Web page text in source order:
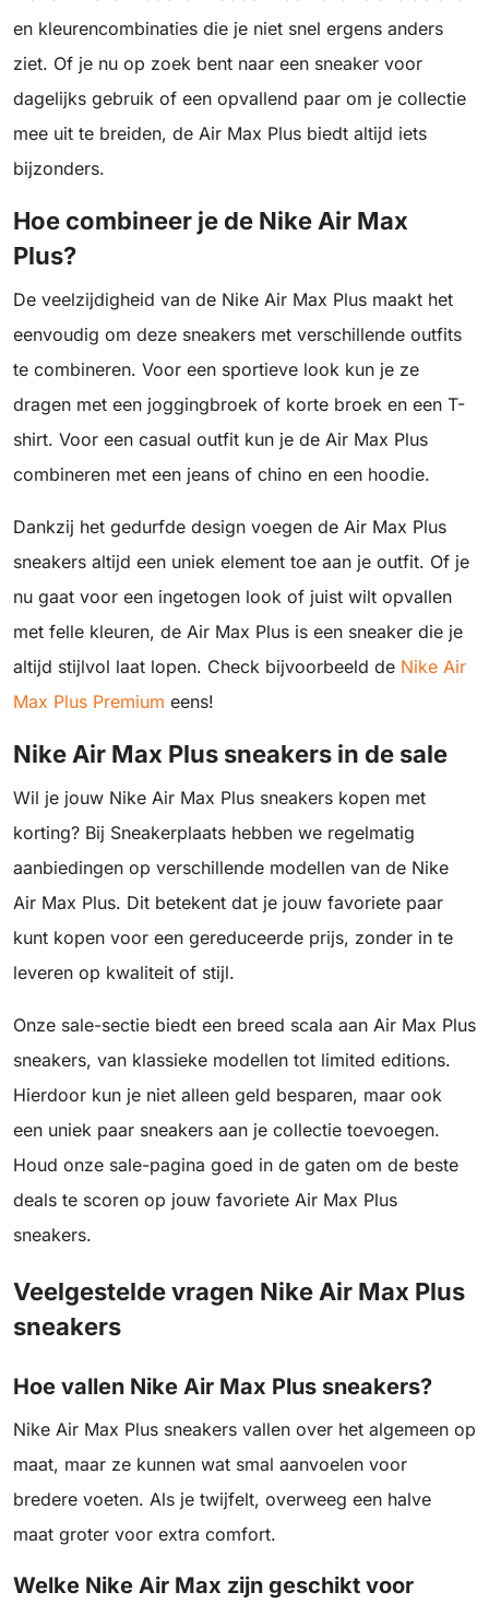
en kleurencombinaties die je niet snel ergens anders
ziet. Of je nu op zoek bent naar een sneaker voor
dagelijks gebruik of een opvallend paar om je collectie
mee uit te breiden, de Air Max Plus biedt altijd iets
bijzonders.
Hoe combineer je de Nike Air Max
Plus?
De veelzijdigheid van de Nike Air Max Plus maakt het
eenvoudig om deze sneakers met verschillende outfits
te combineren. Voor een sportieve look kun je ze
dragen met een joggingbroek of korte broek en een T-
shirt. Voor een casual outfit kun je de Air Max Plus
combineren met een jeans of chino en een hoodie.
Dankzij het gedurfde design voegen de Air Max Plus
sneakers altijd een uniek element toe aan je outfit. Of je
nu gaat voor een ingetogen look of juist wilt opvallen
met felle kleuren, de Air Max Plus is een sneaker die je
altijd stijlvol laat lopen. Check bijvoorbeeld de Nike Air
Max Plus Premium eens!
Nike Air Max Plus sneakers in de sale
Wil je jouw Nike Air Max Plus sneakers kopen met
korting? Bij Sneakerplaats hebben we regelmatig
aanbiedingen op verschillende modellen van de Nike
Air Max Plus. Dit betekent dat je jouw favoriete paar
kunt kopen voor een gereduceerde prijs, zonder in te
leveren op kwaliteit of stijl.
Onze sale-sectie biedt een breed scala aan Air Max Plus
sneakers, van klassieke modellen tot limited editions.
Hierdoor kun je niet alleen geld besparen, maar ook
een uniek paar sneakers aan je collectie toevoegen.
Houd onze sale-pagina goed in de gaten om de beste
deals te scoren op jouw favoriete Air Max Plus
sneakers.
Veelgestelde vragen Nike Air Max Plus
sneakers
Hoe vallen Nike Air Max Plus sneakers?
Nike Air Max Plus sneakers vallen over het algemeen op
maat, maar ze kunnen wat smal aanvoelen voor
bredere voeten. Als je twijfelt, overweeg een halve
maat groter voor extra comfort.
Welke Nike Air Max zijn geschikt voor